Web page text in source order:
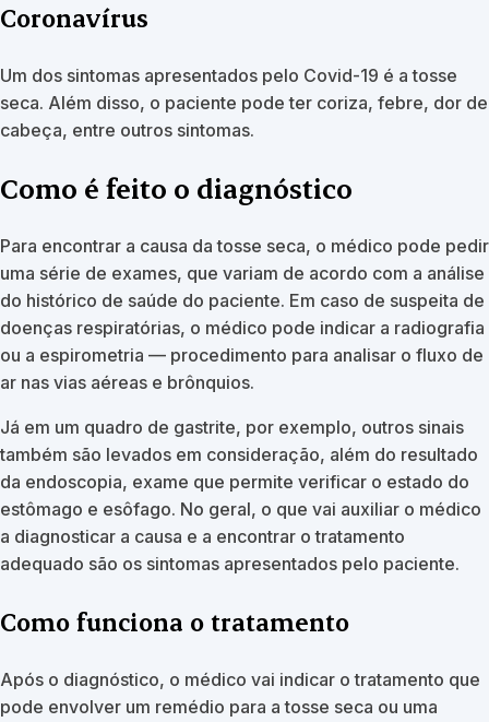
Coronavírus
Um dos sintomas apresentados pelo Covid-19 é a tosse
seca. Além disso, o paciente pode ter coriza, febre, dor de
cabeça, entre outros sintomas.
Como é feito o diagnóstico
Para encontrar a causa da tosse seca, o médico pode pedir
uma série de exames, que variam de acordo com a análise
do histórico de saúde do paciente. Em caso de suspeita de
doenças respiratórias, o médico pode indicar a radiografia
ou a espirometria — procedimento para analisar o fluxo de
ar nas vias aéreas e brônquios.
Já em um quadro de gastrite, por exemplo, outros sinais
também são levados em consideração, além do resultado
da endoscopia, exame que permite verificar o estado do
estômago e esôfago. No geral, o que vai auxiliar o médico
a diagnosticar a causa e a encontrar o tratamento
adequado são os sintomas apresentados pelo paciente.
Como funciona o tratamento
Após o diagnóstico, o médico vai indicar o tratamento que
pode envolver um remédio para a tosse seca ou uma